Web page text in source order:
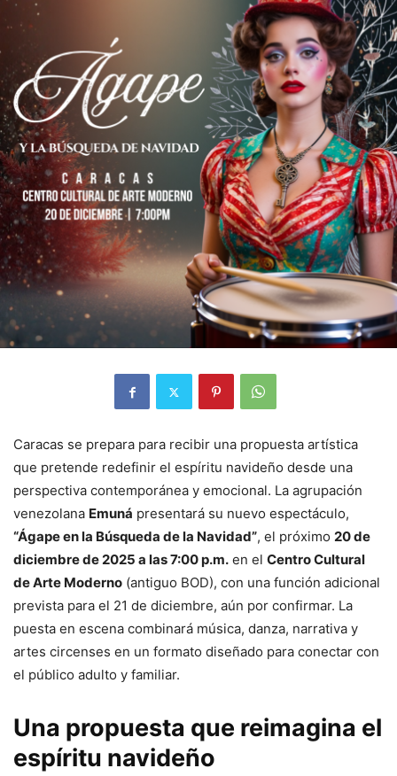
Caracas se prepara para recibir una propuesta artística
que pretende redefinir el espíritu navideño desde una
perspectiva contemporánea y emocional. La agrupación
venezolana Emuná presentará su nuevo espectáculo,
“Ágape en la Búsqueda de la Navidad”, el próximo 20 de
diciembre de 2025 a las 7:00 p.m. en el Centro Cultural
de Arte Moderno (antiguo BOD), con una función adicional
prevista para el 21 de diciembre, aún por confirmar. La
puesta en escena combinará música, danza, narrativa y
artes circenses en un formato diseñado para conectar con
el público adulto y familiar.
Una propuesta que reimagina el
espíritu navideño